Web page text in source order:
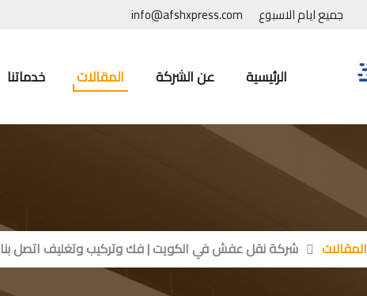
جميع ايام الاسبوع info@afshxpress.com
الرئيسية عن الشركة المقالات خدماتنا
المقالات شركة نقل عفش في الكويت | فك وتركيب وتغليف اتصل بنا 94902472